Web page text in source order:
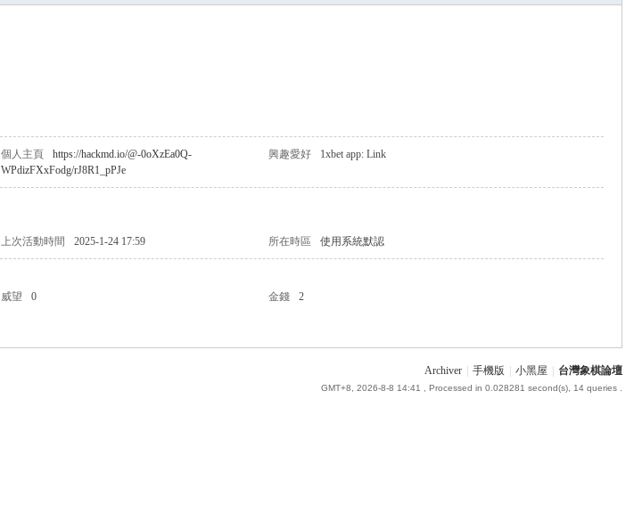
個人主頁
https://hackmd.io/@-0oXzEa0Q-
WPdizFXxFodg/rJ8R1_pPJe
興趣愛好 1xbet app: Link
上次活動時間 2025-1-24 17:59 所在時區 使用系統默認
威望 0 金錢
2
Archiver 手機版 小黑屋 台灣象棋論壇
GMT+8, 2026-8-8 14:41 , Processed in 0.028281 second(s), 14 queries .